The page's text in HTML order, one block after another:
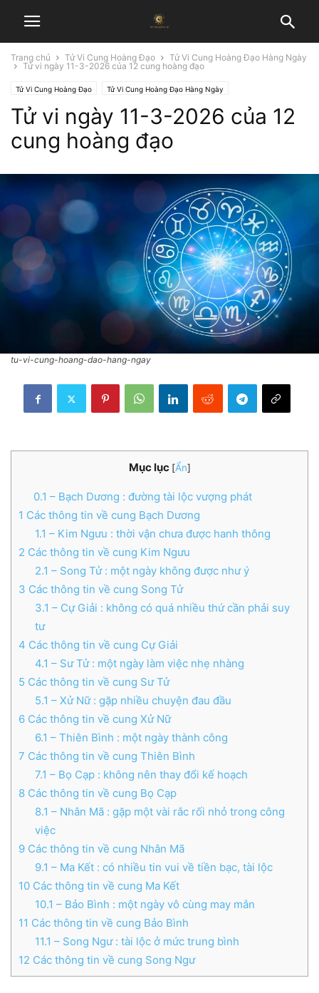
Trang chủ Tử Vi Cung Hoàng Đạo
Tử Vi Cung Hoàng Đạo Hàng Ngày
Tử vi ngày 11-3-2026 của 12 cung hoàng đạo
Tử Vi Cung Hoàng Đạo Tử Vi Cung Hoàng Đạo Hàng Ngày
Tử vi ngày 11-3-2026 của 12
cung hoàng đạo
tu-vi-cung-hoang-dao-hang-ngay
Mục lục [Ẩn]
0.1 – Bạch Dương : đường tài lộc vượng phát
1 Các thông tin về cung Bạch Dương
1.1 – Kim Ngưu : thời vận chưa được hanh thông
2 Các thông tin về cung Kim Ngưu
2.1 – Song Tử : một ngày không được như ý
3 Các thông tin về cung Song Tử
3.1 – Cự Giải : không có quá nhiều thứ cần phải suy
tư
4 Các thông tin về cung Cự Giải
4.1 – Sư Tử : một ngày làm việc nhẹ nhàng
5 Các thông tin về cung Sư Tử
5.1 – Xử Nữ : gặp nhiều chuyện đau đầu
6 Các thông tin về cung Xử Nữ
6.1 – Thiên Bình : một ngày thành công
7 Các thông tin về cung Thiên Bình
7.1 – Bọ Cạp : không nên thay đổi kế hoạch
8 Các thông tin về cung Bọ Cạp
8.1 – Nhân Mã : gặp một vài rắc rối nhỏ trong công
việc
9 Các thông tin về cung Nhân Mã
9.1 – Ma Kết : có nhiều tin vui về tiền bạc, tài lộc
10 Các thông tin về cung Ma Kết
10.1 – Bảo Bình : một ngày vô cùng may mắn
11 Các thông tin về cung Bảo Bình
11.1 – Song Ngư : tài lộc ở mức trung bình
12 Các thông tin về cung Song Ngư